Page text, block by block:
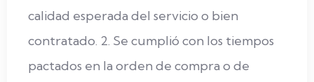
calidad esperada del servicio o bien
contratado. 2. Se cumplió con los tiempos
pactados en la orden de compra o de